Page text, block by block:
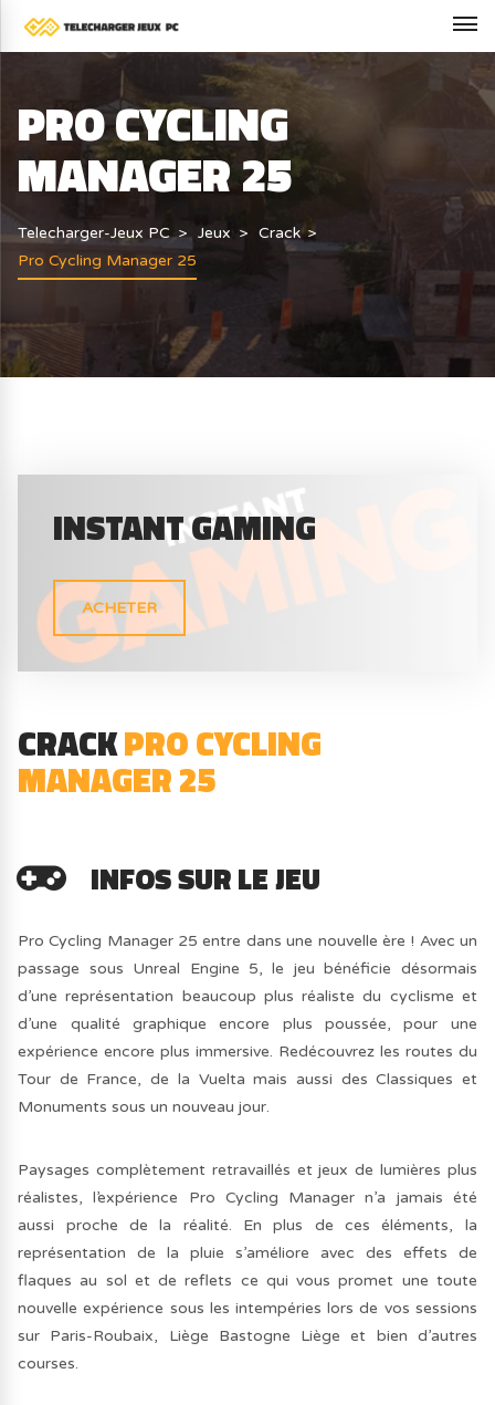
PRO CYCLING
MANAGER 25
Telecharger-Jeux PC Jeux
Crack
Pro Cycling Manager 25
INSTANT GAMING
ACHETER
CRACKPRO CYCLING
MANAGER 25
INFOS SUR LE JEU
Pro Cycling Manager 25 entre dans une nouvelle ère ! Avec un
passage sous Unreal Engine 5, le jeu bénéficie désormais
d’une représentation beaucoup plus réaliste du cyclisme et
d’une qualité graphique encore plus poussée, pour une
expérience encore plus immersive. Redécouvrez les routes du
Tour de France, de la Vuelta mais aussi des Classiques et
Monuments sous un nouveau jour.
Paysages complètement retravaillés et jeux de lumières plus
réalistes, l’expérience Pro Cycling Manager n’a jamais été
aussi proche de la réalité. En plus de ces éléments, la
représentation de la pluie s’améliore avec des effets de
flaques au sol et de reflets ce qui vous promet une toute
nouvelle expérience sous les intempéries lors de vos sessions
sur Paris-Roubaix, Liège Bastogne Liège et bien d’autres
courses.